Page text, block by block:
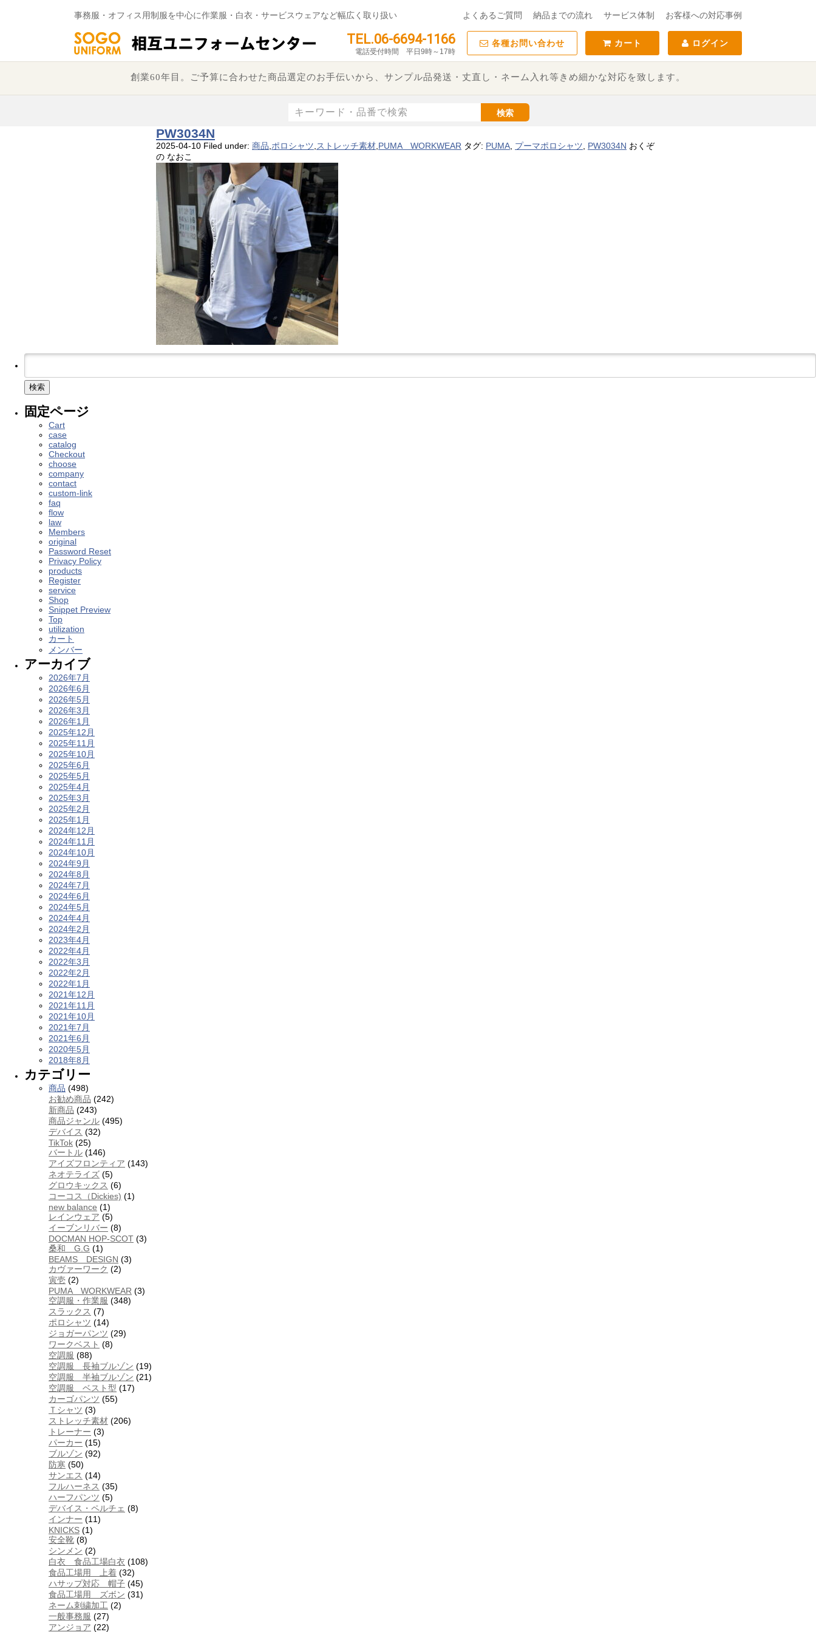
事務服・オフィス用制服を中心に作業服・白衣・サービスウェアなど幅広く取り扱い よくあるご質問 納品までの流れ サービス体制 お客様への対応事例
TEL.06-6694-1166
電話受付時間 平日9時～17時
各種お問い合わせ カート ログイン
創業60年目。ご予算に合わせた商品選定のお手伝いから、サンプル品発送・丈直し・ネーム入れ等きめ細かな対応を致します。
検索
PW3034N
2025-04-10 Filed under: 商品 ポロシャツ ストレッチ素材 PUMA WORKWEAR タグ: PUMA プーマポロシャツ PW3034N おくぞ
の なおこ
検
固定ページ
Cart
case
catalog
Checkout
choose
company
contact
custom-link
faq
flow
law
Members
original
Password Reset
Privacy Policy
products
Register
service
Shop
Snippet Preview
Top
utilization
カート
メンバー
アーカイブ
2026年7月
2026年6月
2026年5月
2026年3月
2026年1月
2025年12月
2025年11月
2025年10月
2025年6月
2025年5月
2025年4月
2025年3月
2025年2月
2025年1月
2024年12月
2024年11月
2024年10月
2024年9月
2024年8月
2024年7月
2024年6月
2024年5月
2024年4月
2024年2月
2023年4月
2022年4月
2022年3月
2022年2月
2022年1月
2021年12月
2021年11月
2021年10月
2021年7月
2021年6月
2020年5月
2018年8月
カテゴリー
商品 (498)
お勧め商品 (242)
新商品 (243)
商品ジャンル (495)
デバイス (32)
TikTok (25)
バートル (146)
アイズフロンティア (143)
ネオテライズ (5)
グロウキックス (6)
コーコス（Dickies) (1)
new balance (1)
レインウェア (5)
イーブンリバー (8)
DOCMAN HOP-SCOT (3)
桑和 G.G (1)
BEAMS DESIGN (3)
カヴァーワーク (2)
寅壱 (2)
PUMA WORKWEAR (3)
空調服・作業服 (348)
スラックス (7)
ポロシャツ (14)
ジョガーパンツ (29)
ワークベスト (8)
空調服 (88)
空調服 長袖ブルゾン (19)
空調服 半袖ブルゾン (21)
空調服 ベスト型 (17)
カーゴパンツ (55)
Ｔシャツ (3)
ストレッチ素材 (206)
トレーナー (3)
パーカー (15)
ブルゾン (92)
防寒 (50)
サンエス (14)
フルハーネス (35)
ハーフパンツ (5)
デバイス・ペルチェ (8)
インナー (11)
KNICKS (1)
安全靴 (8)
シンメン (2)
白衣 食品工場白衣 (108)
食品工場用 上着 (32)
ハサップ対応 帽子 (45)
食品工場用 ズボン (31)
ネーム刺繍加工 (2)
一般事務服 (27)
アンジョア (22)